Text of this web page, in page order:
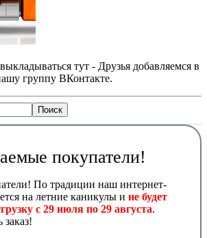
тут - Друзья добавляемся в
группу ВКонтакте.
покупатели!
По традиции наш интернет-
на летние каникулы и не будет
с 29 июля по 29 августа.
заказ!